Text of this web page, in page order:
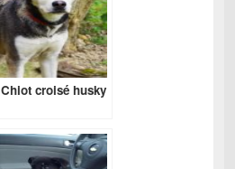
Chiot croisé husky